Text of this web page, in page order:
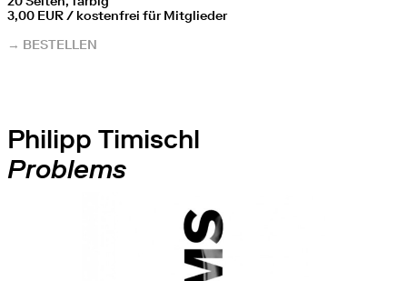
3,00 EUR / kostenfrei für Mitglieder
→ BESTELLEN
Philipp Timischl
Problems